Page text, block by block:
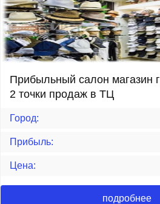
Прибыльный салон магазин
2 точки продаж в ТЦ
Город:
Прибыль:
Цена:
подробнее